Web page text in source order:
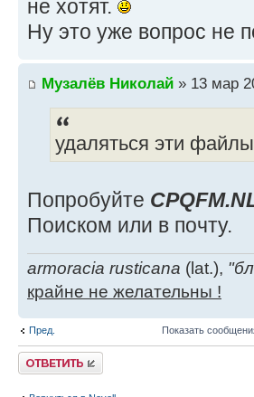
не хотят.
Ну это уже вопрос не
Музалёв Николай » 13 мар
удаляться эти
Попробуйте
Поиском или в почту.
armoracia rusticana (lat.),
крайне не желательны !
Пред. Показать
Ответить